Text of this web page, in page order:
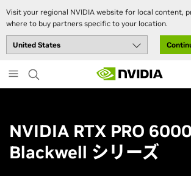
Visit your regional NVIDIA website for local content,
where to buy partners specific to your location.
to
main
NVIDIA RTX PRO 6000
Blackwell シリーズ